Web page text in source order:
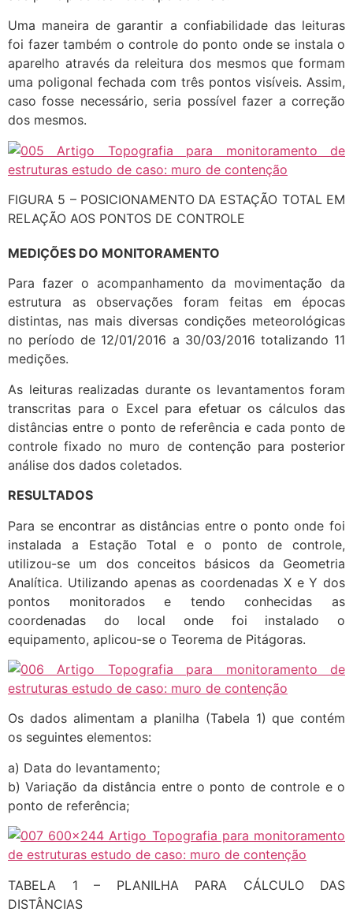
Uma maneira de garantir a confiabilidade das leituras
foi fazer também o controle do ponto onde se instala o
aparelho através da releitura dos mesmos que formam
uma poligonal fechada com três pontos visíveis. Assim,
caso fosse necessário, seria possível fazer a correção
dos mesmos.
FIGURA 5 – POSICIONAMENTO DA ESTAÇÃO TOTAL EM
RELAÇÃO AOS PONTOS DE CONTROLE
MEDIÇÕES DO MONITORAMENTO
Para fazer o acompanhamento da movimentação da
estrutura as observações foram feitas em épocas
distintas, nas mais diversas condições meteorológicas
no período de 12/01/2016 a 30/03/2016 totalizando 11
medições.
As leituras realizadas durante os levantamentos foram
transcritas para o Excel para efetuar os cálculos das
distâncias entre o ponto de referência e cada ponto de
controle fixado no muro de contenção para posterior
análise dos dados coletados.
RESULTADOS
Para se encontrar as distâncias entre o ponto onde foi
instalada a Estação Total e o ponto de controle,
utilizou-se um dos conceitos básicos da Geometria
Analítica. Utilizando apenas as coordenadas X e Y dos
pontos monitorados e tendo conhecidas as
coordenadas do local onde foi instalado o
equipamento, aplicou-se o Teorema de Pitágoras.
Os dados alimentam a planilha (Tabela 1) que contém
os seguintes elementos:
a) Data do levantamento;
b) Variação da distância entre o ponto de controle e o
ponto de referência;
TABELA 1 – PLANILHA PARA CÁLCULO DAS
DISTÂNCIAS